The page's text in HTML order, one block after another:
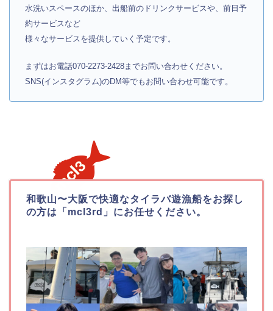
水洗いスペースのほか、出船前のドリンクサービスや、前日予
約サービスなど
様々なサービスを提供していく予定です。
まずはお電話070-2273-2428までお問い合わせください。
SNS(インスタグラム)のDM等でもお問い合わせ可能です。
和歌山〜大阪で快適なタイラバ遊漁船をお探し
の方は「mcl3rd」にお任せください。